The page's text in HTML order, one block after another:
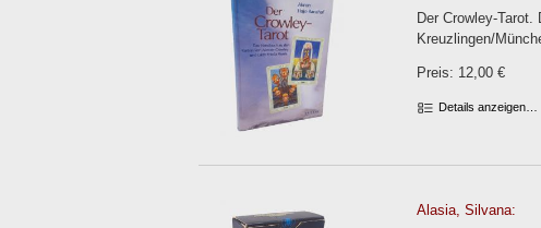
Der Crowley-
Kreuzlingen/
Preis: 12,00 €
Details anzeigen…
Alasia, Silvana: